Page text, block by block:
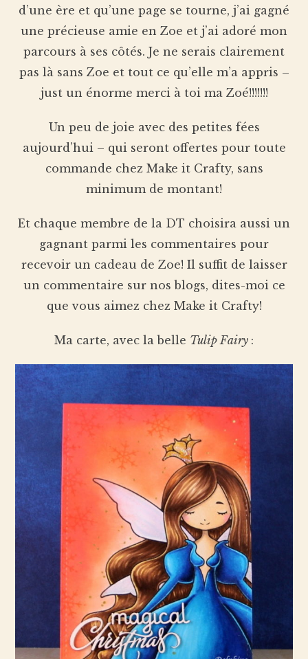
d’une ère et qu’une page se tourne, j’ai gagné
une précieuse amie en Zoe et j’ai adoré mon
parcours à ses côtés. Je ne serais clairement
pas là sans Zoe et tout ce qu’elle m’a appris –
just un énorme merci à toi ma Zoé!!!!!!!
Un peu de joie avec des petites fées
aujourd’hui – qui seront offertes pour toute
commande chez Make it Crafty, sans
minimum de montant!
Et chaque membre de la DT choisira aussi un
gagnant parmi les commentaires pour
recevoir un cadeau de Zoe! Il suffit de laisser
un commentaire sur nos blogs, dites-moi ce
que vous aimez chez Make it Crafty!
Ma carte, avec la belle Tulip Fairy :